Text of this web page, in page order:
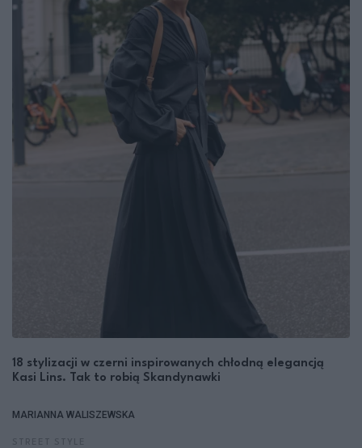
18 stylizacji w czerni inspirowanych chłodną elegancją
Kasi Lins. Tak to robią Skandynawki
MARIANNA WALISZEWSKA